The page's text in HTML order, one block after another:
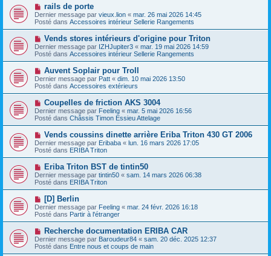
s
s
a
g
e
a
u
m
e
s
s
a
g
N
o
u
v
e
u
m
e
s
s
a
g
e
rails de porte
Dernier message par vieux.lion « mar. 26 mai 2026 14:45
Posté dans Accessoires intérieur Sellerie Rangements
N
o
u
v
a
u
m
e
s
s
a
g
e
Vends stores intérieurs d'origine pour Triton
Dernier message par IZHJupiter3 « mar. 19 mai 2026 14:59
Posté dans Accessoires intérieur Sellerie Rangements
N
o
u
v
a
u
m
e
s
s
a
g
e
Auvent Soplair pour Troll
Dernier message par Patt « dim. 10 mai 2026 13:50
Posté dans Accessoires extérieurs
N
o
u
v
e
u
m
e
s
a
g
e
Coupelles de friction AKS 3004
Dernier message par Feeling « mar. 5 mai 2026 16:56
Posté dans Châssis Timon Essieu Attelage
N
o
u
v
e
a
u
m
e
s
a
g
e
Vends coussins dinette arrière Eriba Triton 430 GT 2006
Dernier message par Eribaba « lun. 16 mars 2026 17:05
Posté dans ERIBA Triton
N
o
u
v
e
u
m
e
s
a
g
Eriba Triton BST de tintin50
Dernier message par tintin50 « sam. 14 mars 2026 06:38
Posté dans ERIBA Triton
N
o
u
v
e
a
u
m
[D] Berlin
Dernier message par Feeling « mar. 24 févr. 2026 16:18
Posté dans Partir à l'étranger
N
o
u
v
Recherche documentation ERIBA CAR
Dernier message par Baroudeur84 « sam. 20 déc. 2025 12:37
Posté dans Entre nous et coups de main